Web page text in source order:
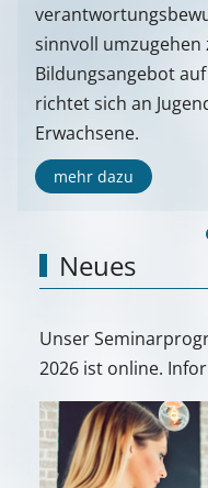
sinnvoll umzugehen
Bildungsangebot
richtet sich an
Erwachsene.
mehr dazu
Neues
Unser
2026 ist online.